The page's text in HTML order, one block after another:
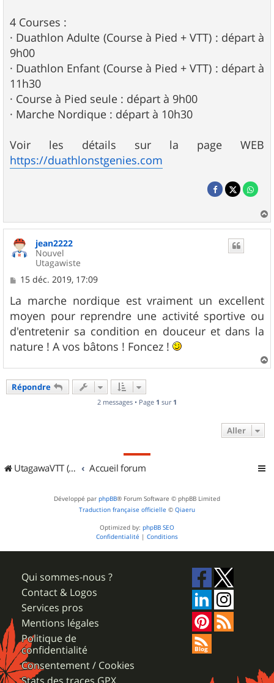
4 Courses :
· Duathlon Adulte (Course à Pied + VTT) : départ à
9h00
· Duathlon Enfant (Course à Pied + VTT) : départ à
11h30
· Course à Pied seule : départ à 9h00
· Marche Nordique : départ à 10h30
Voir les détails sur la page WEB
https://duathlonstgenies.com
a
jean2222
Nouvel
Utagawiste
M
s
s
a
g
e
15 déc. 2019, 17:09
La marche nordique est vraiment un excellent
moyen pour reprendre une activité sportive ou
d'entretenir sa condition en douceur et dans la
nature ! A vos bâtons ! Foncez !
a
Répondre
2 messages • Page 1 sur 1
Aller
UtagawaVTT (Randos VTT et VTTAE avec traces GPS) Accueil forum
Développé par phpBB® Forum Software © phpBB Limited
Traduction française officielle © Qiaeru
Optimized by: phpBB SEO
Confidentialité | Conditions
Qui sommes-nous ?
Contact & Logos
Services pros
Mentions légales
Politique de
confidentialité
Consentement / Cookies